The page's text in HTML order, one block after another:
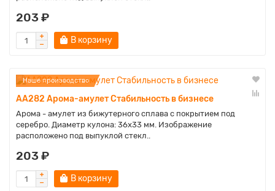
203 ₽
В корзину
Наше производство
AA282 Арома-амулет Стабильность в бизнесе
Арома - амулет из бижутерного сплава с покрытием под
серебро. Диаметр кулона: 36х33 мм. Изображение
расположено под выпуклой стекл..
203 ₽
В корзину